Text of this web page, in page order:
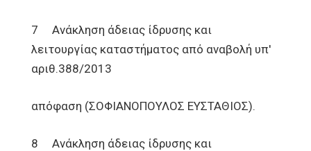
7 Ανάκληση άδειας ίδρυσης και
λειτουργίας καταστήματος από αναβολή υπ'
αριθ.388/2013
απόφαση (ΣΟΦΙΑΝΟΠΟΥΛΟΣ ΕΥΣΤΑΘΙΟΣ).
8 Ανάκληση άδειας ίδρυσης και